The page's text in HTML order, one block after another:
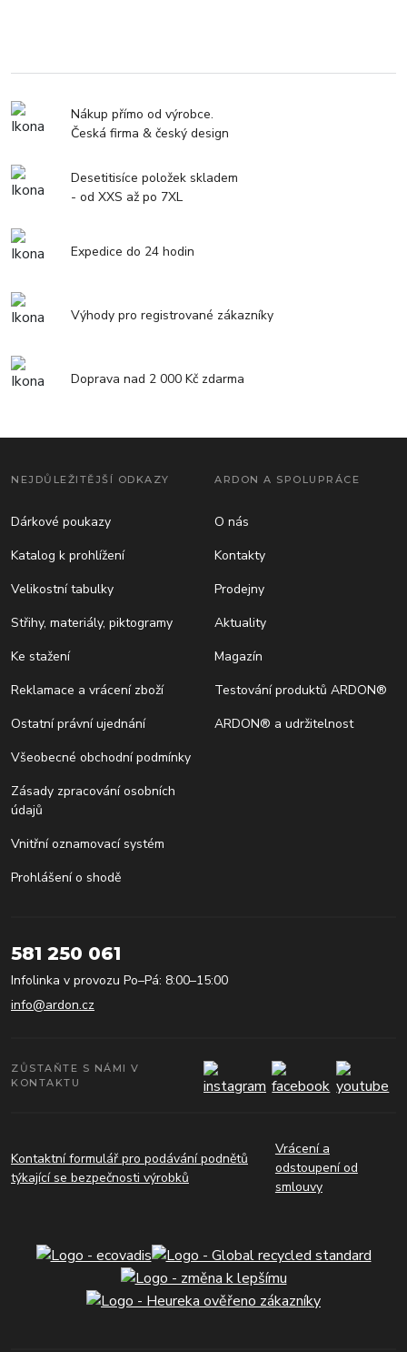
Nákup přímo od výrobce.
Česká firma & český design
Desetitisíce položek skladem
- od XXS až po 7XL
Expedice do 24 hodin
Výhody pro registrované zákazníky
Doprava nad 2 000 Kč zdarma
NEJDŮLEŽITĚJŠÍ ODKAZY
Dárkové poukazy
Katalog k prohlížení
Velikostní tabulky
Střihy, materiály, piktogramy
Ke stažení
Reklamace a vrácení zboží
Ostatní právní ujednání
Všeobecné obchodní podmínky
Zásady zpracování osobních
údajů
Vnitřní oznamovací systém
Prohlášení o shodě
ARDON A SPOLUPRÁCE
O nás
Kontakty
Prodejny
Aktuality
Magazín
Testování produktů ARDON®
ARDON® a udržitelnost
581 250 061
Infolinka v provozu Po–Pá: 8:00–15:00
info@ardon.cz
ZŮSTAŇTE S NÁMI V
KONTAKTU
Kontaktní formulář pro podávání podnětů
týkající se bezpečnosti výrobků
Vrácení a
odstoupení od
smlouvy